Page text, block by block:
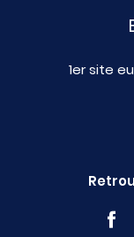
1er site